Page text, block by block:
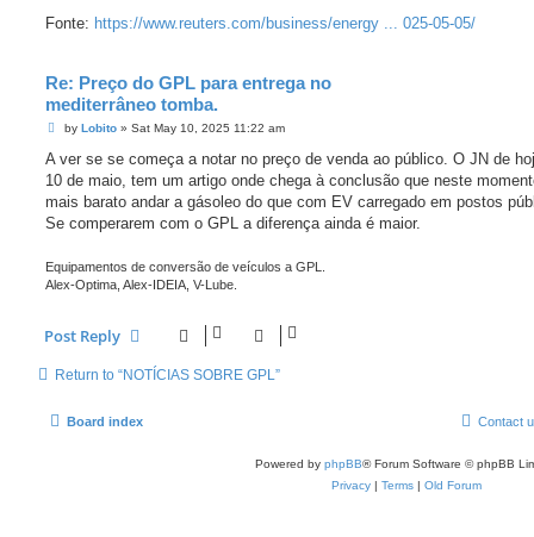
Fonte: https://www.reuters.com/business/energy ... 025-05-05/
Re: Preço do GPL para entrega no
mediterrâneo tomba.
P
s
by Lobito» Sat May 10, 2025 11:22 am
A ver se se começa a notar no preço de venda ao público. O JN de
10 de maio, tem um artigo onde chega à conclusão que neste
mais barato andar a gásoleo do que com EV carregado em postos
Se comperarem com o GPL a diferença ainda é maior.
Equipamentos de conversão de veículos a GPL.
Alex-Optima, Alex-IDEIA, V-Lube.
Post Reply
Return to “NOTÍCIAS SOBRE GPL”
Board index Contact
Powered by phpBB® Forum Software © phpBB
Privacy| Terms| Old Forum